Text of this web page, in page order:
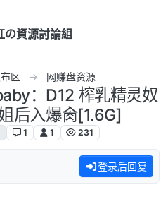
の資源討論組
区 网赚盘资源
：D12 榨乳精灵奴
后入爆肏[1.6G]
1 1 231
登录后回复